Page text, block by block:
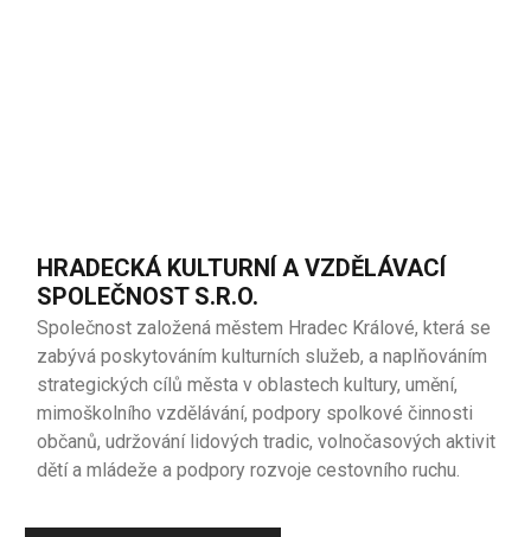
HRADECKÁ KULTURNÍ A VZDĚLÁVACÍ
SPOLEČNOST S.R.O.
Společnost založená městem Hradec Králové, která se
zabývá poskytováním kulturních služeb, a naplňováním
strategických cílů města v oblastech kultury, umění,
mimoškolního vzdělávání, podpory spolkové činnosti
občanů, udržování lidových tradic, volnočasových aktivit
dětí a mládeže a podpory rozvoje cestovního ruchu.